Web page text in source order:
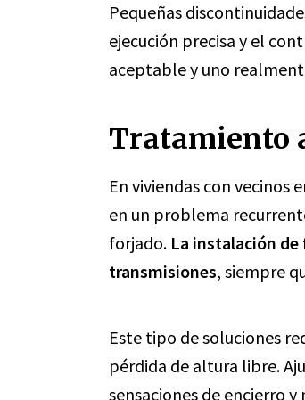
Pequeñas
ejecución precisa y el
aceptable y uno
Tratamiento
En viviendas con vecinos
en un problema
forjado. La instalación
transmisiones, siempre
Este tipo de soluciones
pérdida de altura libre.
sensaciones de encierro